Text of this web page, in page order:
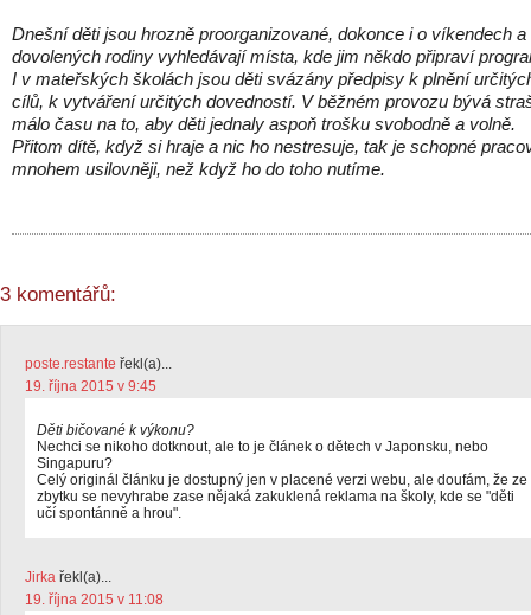
Dnešní děti jsou hrozně proorganizované, dokonce i o víkendech a
dovolených rodiny vyhledávají místa, kde jim někdo připraví
I v mateřských školách jsou děti svázány předpisy k plnění
cílů, k vytváření určitých dovedností. V běžném provozu bývá
málo času na to, aby děti jednaly aspoň trošku svobodně a volně.
Přitom dítě, když si hraje a nic ho nestresuje, tak je schopné
mnohem usilovněji, než když ho do toho nutíme.
3 komentářů:
poste.restante řekl(a)...
19. října 2015 v 9:45
Děti bičované k výkonu?
Nechci se nikoho dotknout, ale to je článek o dětech v Japonsku, nebo
Singapuru?
Celý originál článku je dostupný jen v placené verzi webu, ale doufám, že ze
zbytku se nevyhrabe zase nějaká zakuklená reklama na školy, kde se "děti
učí spontánně a hrou".
Jirka řekl(a)...
19. října 2015 v 11:08